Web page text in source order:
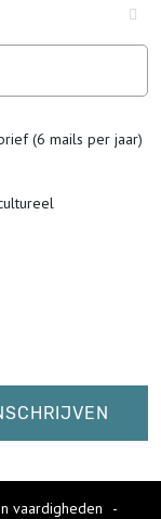
(6 mails per jaar)
vaardigheden
-